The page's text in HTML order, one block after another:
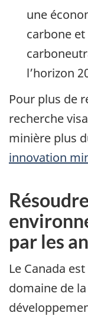
une
carbone et
l’horizon
Pour plus de
recherche
minière plus
innovation
par les
Le Canada
domaine de